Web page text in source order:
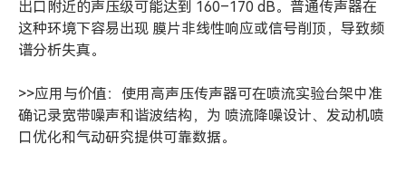
出口附近的声压级可能达到 160–170 dB。普通传声器在
这种环境下容易出现 膜片非线性响应或信号削顶，导致频
谱分析失真。
>>应用与价值：使用高声压传声器可在喷流实验台架中准
确记录宽带噪声和谐波结构，为 喷流降噪设计、发动机喷
口优化和气动研究提供可靠数据。